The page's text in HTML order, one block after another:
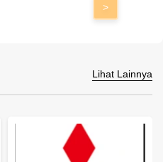
>
Lihat Lainnya